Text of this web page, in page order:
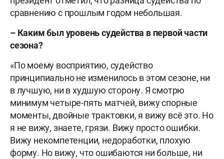
сравнению с прошлым годом небольшая.
– Каким был уровень судейства в первой части
сезона?
«По моему восприятию, судейство
принципиально не изменилось в этом сезоне, ни
в лучшую, ни в худшую сторону. Я смотрю
минимум четыре-пять матчей, вижу спорные
моменты, двойные трактовки, я вижу всё это. Но
я не вижу, знаете, грязи. Вижу просто ошибки.
Вижу некомпетенции, недоработки, плохую
форму. Но вижу, что ошибаются ни больше, ни